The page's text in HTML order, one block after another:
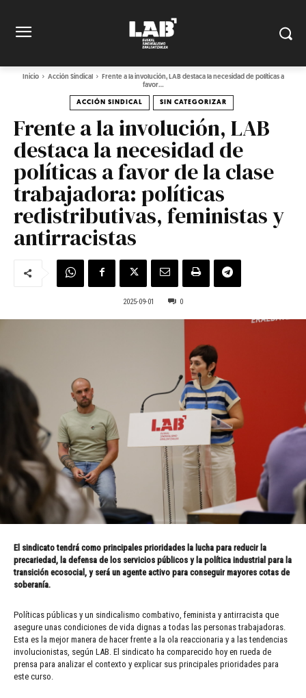
Inicio Acción Sindical
Frente a la involución, LAB destaca la necesidad de políticas a
favor...
ACCIÓN SINDICAL SIN CATEGORIZAR
Frente a la involución, LAB
destaca la necesidad de
políticas a favor de la clase
trabajadora: políticas
redistributivas, feministas y
antirracistas
2025-09-01 0
El sindicato tendrá como principales prioridades la lucha para reducir la
precariedad, la defensa de los servicios públicos y la política industrial para la
transición ecosocial, y será un agente activo para conseguir mayores cotas de
soberanía.
Políticas públicas y un sindicalismo combativo, feminista y antirracista que
asegure unas condiciones de vida dignas a todas las personas trabajadoras.
Esta es la mejor manera de hacer frente a la ola reaccionaria y a las tendencias
involucionistas, según LAB. El sindicato ha comparecido hoy en rueda de
prensa para analizar el contexto y explicar sus principales prioridades para
este curso.